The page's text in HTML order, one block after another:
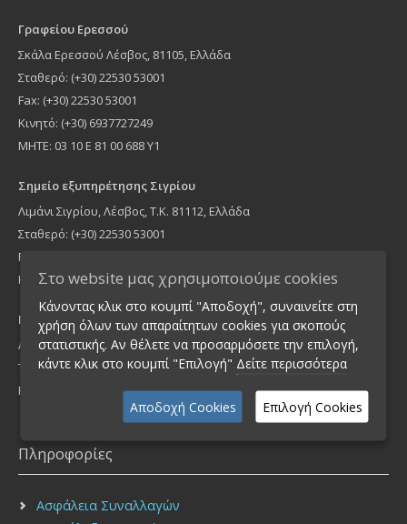
Γραφείου Ερεσσού
Σκάλα Ερεσσού Λέσβος, 81105, Ελλάδα
Σταθερό: (+30) 22530 53001
Fax: (+30) 22530 53001
Κινητό: (+30) 6937727249
ΜΗΤΕ: 03 10 Ε 81 00 688 Υ1
Σημείο εξυπηρέτησης Σιγρίου
Λιμάνι Σιγρίου, Λέσβος, Τ.Κ. 81112, Ελλάδα
Σταθερό: (+30) 22530 53001
Fax: (+30) 22530 53001
Κινητό: (+30) 6937727249
Γραφείο Αθήνας
Λήμνου 16, Νέα Ιωνία Τ.Κ 14235, Ελλάδα
Τηλέφωνο: (+30) 210 2755900
FAX: (+30) 210 2751940
Πληροφορίες
Ασφάλεια Συναλλαγών
Στο website μας χρησιμοποιούμε cookies
Κάνοντας κλικ στο κουμπί "Αποδοχή", συναινείτε στη
χρήση όλων των απαραίτητων cookies για σκοπούς
στατιστικής. Αν θέλετε να προσαρμόσετε την επιλογή,
κάντε κλικ στο κουμπί "Επιλογή" Δείτε περισσότερα
Αποδοχή Cookies Επιλογή Cookies